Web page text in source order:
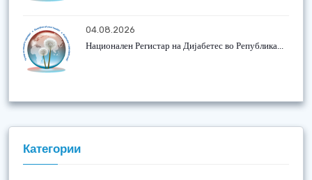
04.08.2026
Национален Регистар на Дијабетес во Република...
Категории